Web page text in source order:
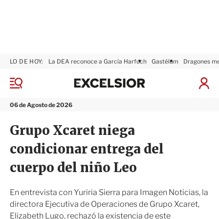
M
n
06 de Agosto de 2026
LO DE HOY: La DEA reconoce a García Harfuch Gastélum Dragones
I
ó
n
x
o
r
Grupo Xcaret niega
condicionar entrega del
cuerpo del niño Leo
En entrevista con Yuriria Sierra para Imagen Noticias, la
directora Ejecutiva de Operaciones de Grupo Xcaret,
Elizabeth Lugo, rechazó la existencia de este